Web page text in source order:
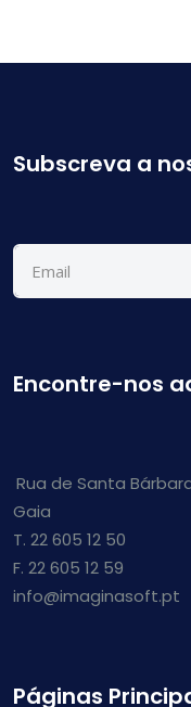
Subscreva a
Encontre-nos
Rua de Santa
Gaia
T. 22 605 12 50
F. 22 605 12 59
info@imaginasoft.pt
Páginas